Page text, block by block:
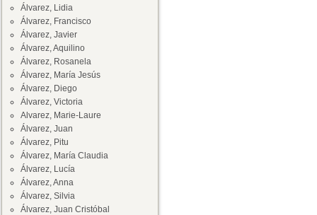
Álvarez, Lidia
Álvarez, Francisco
Álvarez, Javier
Álvarez, Aquilino
Álvarez, Rosanela
Álvarez, María Jesús
Álvarez, Diego
Álvarez, Victoria
Alvarez, Marie-Laure
Álvarez, Juan
Álvarez, Pitu
Álvarez, María Claudia
Álvarez, Lucía
Álvarez, Anna
Álvarez, Silvia
Álvarez, Juan Cristóbal